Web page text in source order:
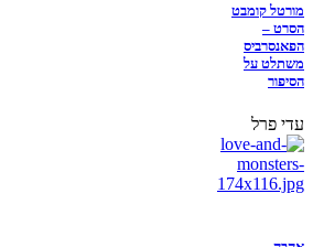
מורטל קומבט
הסרט –
הפאנסרביס
משתלט על
הסיפור
עדי פרל